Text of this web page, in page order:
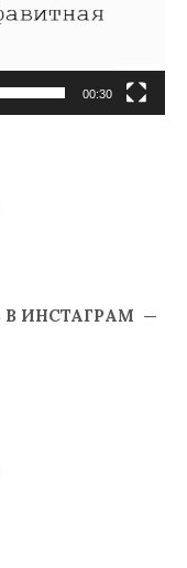
00:30
В ИНСТАГРАМ —